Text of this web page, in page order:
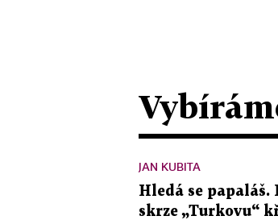
JAN KUBITA
Hledá se papaláš.
skrze „Turkovu“